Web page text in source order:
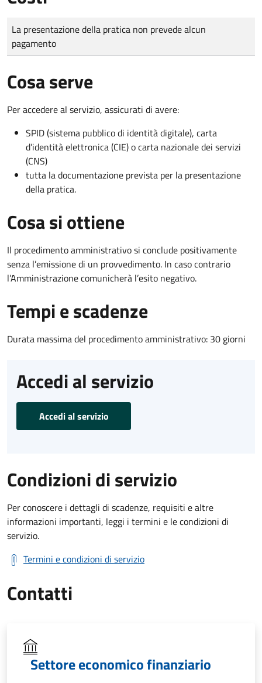
Tipo di pagamento
Importo
La presentazione della pratica non prevede alcun
pagamento
Cosa serve
Per accedere al servizio, assicurati di avere:
SPID (sistema pubblico di identità digitale), carta
d’identità elettronica (CIE) o carta nazionale dei servizi
(CNS)
tutta la documentazione prevista per la presentazione
della pratica.
Cosa si ottiene
Il procedimento amministrativo si conclude positivamente
senza l’emissione di un provvedimento. In caso contrario
l’Amministrazione comunicherà l’esito negativo.
Tempi e scadenze
Durata massima del procedimento amministrativo: 30 giorni
Accedi al servizio
Accedi al servizio
Condizioni di servizio
Per conoscere i dettagli di scadenze, requisiti e altre
informazioni importanti, leggi i termini e le condizioni di
servizio.
Termini e condizioni di servizio
Contatti
Settore economico finanziario